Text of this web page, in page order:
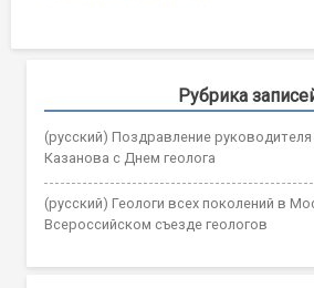
Рубрика
(русский) Поздравление
Казанова с Днем геолога
(русский) Геологи всех поколений в
Всероссийском съезде геологов